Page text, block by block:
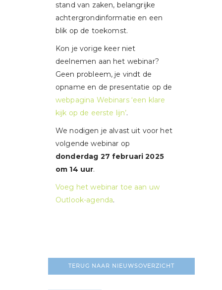
stand van zaken, belangrijke
achtergrondinformatie en een
blik op de toekomst.
Kon je vorige keer niet
deelnemen aan het webinar?
Geen probleem, je vindt de
opname en de presentatie op de
webpagina Webinars ‘een klare
kijk op de eerste lijn’.
We nodigen je alvast uit voor het
volgende webinar op
donderdag 27 februari 2025
om 14 uur.
Voeg het webinar toe aan uw
Outlook-agenda.
TERUG NAAR NIEUWSOVERZICHT